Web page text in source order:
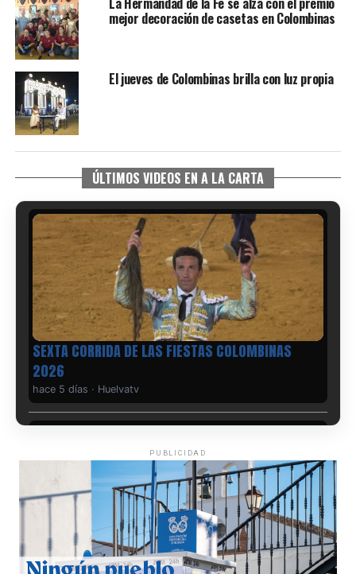
mejor decoración de casetas en Colombinas
El jueves de Colombinas brilla con luz propia
ÚLTIMOS VIDEOS EN A LA CARTA
6º DÍA DE LAS FIESTAS COLOMBINAS 2026
hace 5 días
QUINTA CORRIDA DE LAS FIESTAS COLOMBINAS
2026
PUBLICIDAD